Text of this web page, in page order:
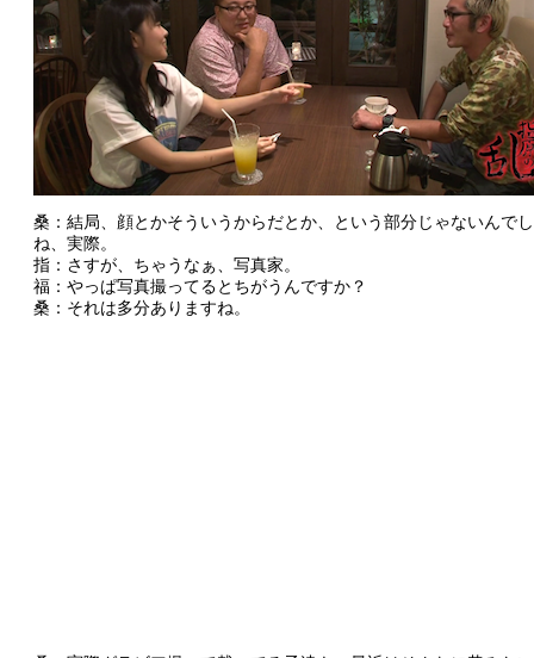
桑：結局、顔とかそういうからだとか、という部分じゃないんで
ね、実際。
指：さすが、ちゃうなぁ、写真家。
福：やっぱ写真撮ってるとちがうんですか？
桑：それは多分ありますね。